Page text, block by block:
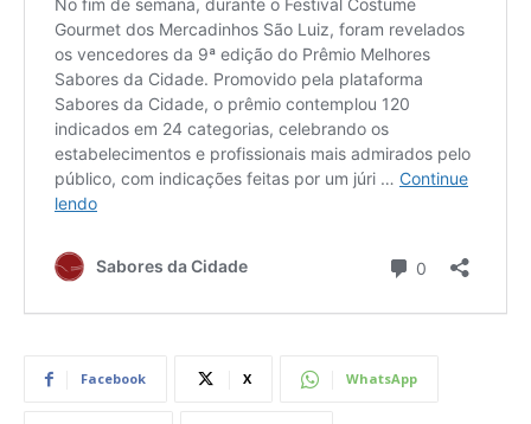
Facebook X WhatsApp